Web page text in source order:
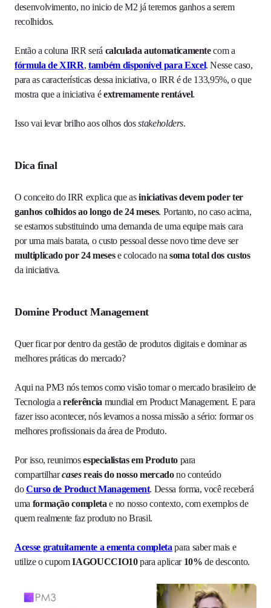
desenvolvimento, no inicio de M2 já teremos ganhos a serem
recolhidos.
Então a coluna IRR será calculada automaticamentecom a
fórmula de XIRR,também disponível para Excel. Nesse caso,
para as características dessa iniciativa, o IRR é de 133,95%, o que
mostra que a iniciativa éextremamente rentável.
Isso vai levar brilho aos olhos dosstakeholders.
Dica final
O conceito do IRR explica que asiniciativas devem poder ter
ganhos colhidos ao longo de 24 meses. Portanto, no caso acima,
se estamos substituindo uma demanda de uma equipe mais cara
por uma mais barata, o custo pessoal desse novo time deve ser
multiplicado por 24 mesese colocado na soma total dos custos
da iniciativa.
Domine Product Management
Quer ficar por dentro da gestão de produtos digitais e dominar as
melhores práticas do mercado?
Aqui na PM3 nós temos como visão tornar o mercado brasileiro de
Tecnologia areferência mundial em Product Management. E para
fazer isso acontecer, nós levamos a nossa missão a sério: formar os
melhores profissionais da área de Produto.
Por isso, reunimosespecialistas em Produtopara
compartilharcasesreais do nosso mercadono conteúdo
doCurso de Product Management. Dessa forma, você receberá
uma formação completa e no nosso contexto, com exemplos de
quem realmente faz produto no Brasil.
Acesse gratuitamente a ementa completa para saber mais e
utilize o cupomIAGOUCCIO10para aplicar 10% de desconto.